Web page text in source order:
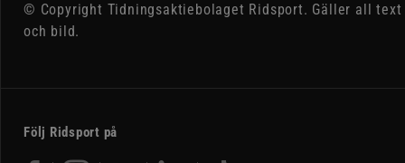
© Copyright Tidningsaktiebolaget Ridsport. Gäller all text
och bild.
Följ Ridsport på